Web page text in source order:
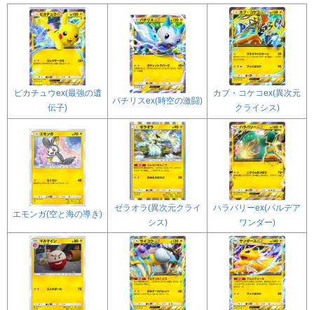
ピカチュウex(最強の遺
伝子)
パチリスex(時空の激闘)
カプ・コケコex(異次元
クライシス)
エモンガ(空と海の導き)
ゼラオラ(異次元クライ
シス)
ハラバリーex(パルデア
ワンダー)